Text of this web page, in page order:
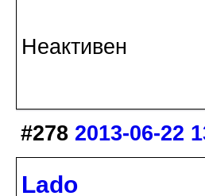
Неактивен
#278 2013-06-22
Lado